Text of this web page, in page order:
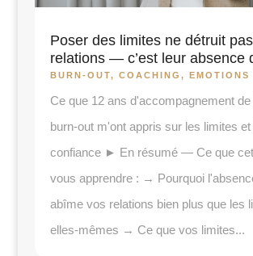
Poser des limites ne détruit
relations — c’est leur absence
BURN-OUT, COACHING , EMOTIONS
Ce que 12 ans d'accompagnement
burn-out m'ont appris sur les limites et
confiance ► En résumé — Ce que
vous apprendre : → Pourquoi
abîme vos relations bien plus que les
elles-mêmes → Ce que vos limites...